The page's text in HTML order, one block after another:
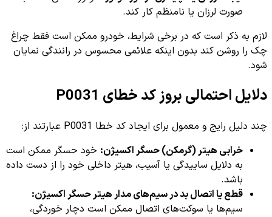
صورت لرزان یا نامنظم کار کند.
لازم به ذکر است که در برخی شرایط، خودرو ممکن است فقط چراغ
چک را روشن کند بدون اینکه علائمی محسوس در رانندگی نمایان
شود.
دلایل احتمالی بروز کد خطای P0031
چند دلیل رایج و معمول برای ایجاد کد خطا P0031 عبارتند از:
خرابی هیتر (گرمکن) حسگر اکسیژن: خود حسگر ممکن است
به دلایل ساییدگی یا آسیب، هیتر داخلی خود را از دست داده
باشد.
قطع یا اتصال بد در سیم‌های مدار هیتر حسگر اکسیژن:
سیم‌ها یا سوکت‌های اتصال ممکن است دچار خوردگی،